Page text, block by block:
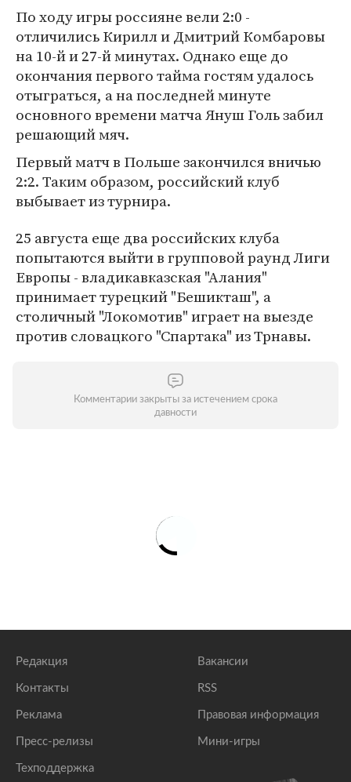
По ходу игры россияне вели 2:0 -
отличились Кирилл и Дмитрий Комбаровы
на 10-й и 27-й минутах. Однако еще до
окончания первого тайма гостям удалось
отыграться, а на последней минуте
основного времени матча Януш Голь забил
решающий мяч.
Первый матч в Польше закончился вничью
2:2. Таким образом, российский клуб
выбывает из турнира.
25 августа еще два российских клуба
попытаются выйти в групповой раунд Лиги
Европы - владикавказская "Алания"
принимает турецкий "Бешикташ", а
столичный "Локомотив" играет на выезде
против словацкого "Спартака" из Трнавы.
Комментарии закрыты за истечением срока
давности
Редакция
Контакты
Реклама
Пресс-релизы
Техподдержка
Вакансии
RSS
Правовая информация
Мини-игры